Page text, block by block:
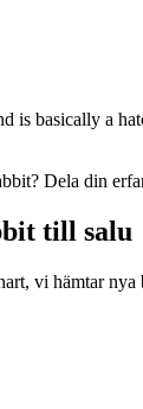
is basically a
? Dela din
till salu
vi hämtar nya